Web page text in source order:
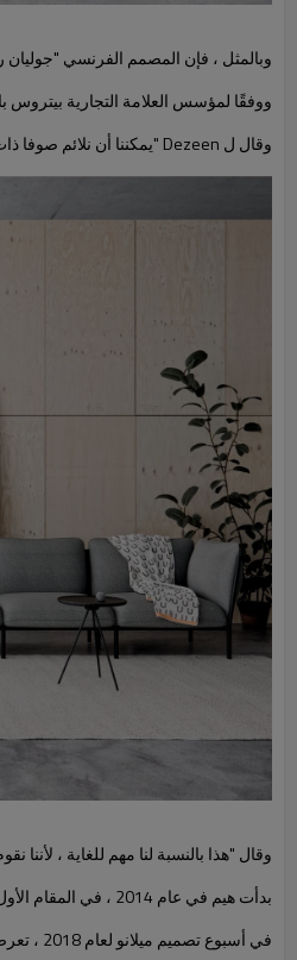
وبالمثل ، فإن المصمم الفرنسي
ووفقًا لمؤسس العلامة التجارية بيتروس
وقال ل Dezeen "يمكننا أن نلائم صوفا ذات ثلاثة مقاعد على واحدة قياسية أوروبية ، لذا فإن 120 سم في 80 سنتيمترا ، والتي - على الأقل على حد علمي - لم يتم تنفيذها من قبل".
وقال "هذا بالنسبة لنا مهم للغاية ،
بدأت هيم في عام 2014 ، في المقام الأول باعتبارها تجارة التجارة الإلكترونية. لديها الآن مجموعة من أكثر من 300 منتج ، من قبل مجموعة من المصممين العالميين الغنيين ، والسفن إلى 34 دولة مختلفة.
في أسبوع تصميم ميلانو لعام 2018 ، تعرض العلامة التجارية أحدث منتجاتها في صالة عرض مؤقتة في بريرا.